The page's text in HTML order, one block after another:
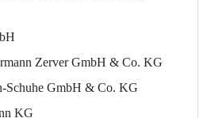
Zerver GmbH & Co. KG
Schuhe GmbH & Co. KG
KG